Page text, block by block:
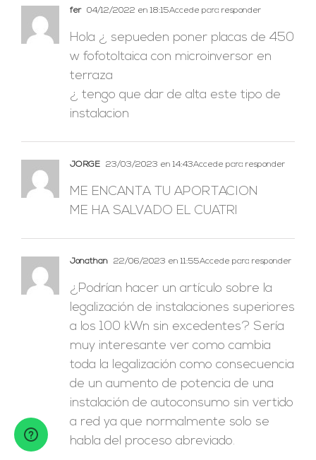
fer 04/12/2022 en 18:15Accede para responder
Hola ¿ sepueden poner placas de 450
w fofotoltaica con microinversor en
terraza
¿ tengo que dar de alta este tipo de
instalacion
JORGE 23/03/2023 en 14:43Accede para responder
ME ENCANTA TU APORTACION
ME HA SALVADO EL CUATRI
Jonathan 22/06/2023 en 11:55Accede para responder
¿Podrían hacer un artículo sobre la
legalización de instalaciones superiores
a los 100 kWn sin excedentes? Sería
muy interesante ver como cambia
toda la legalización como consecuencia
de un aumento de potencia de una
instalación de autoconsumo sin vertido
a red ya que normalmente solo se
habla del proceso abreviado.